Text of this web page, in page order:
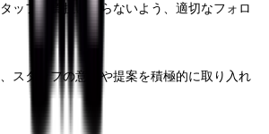
ッフの負担とならないよう、適切なフォロ
スタッフの意見や提案を積極的に取り入れ